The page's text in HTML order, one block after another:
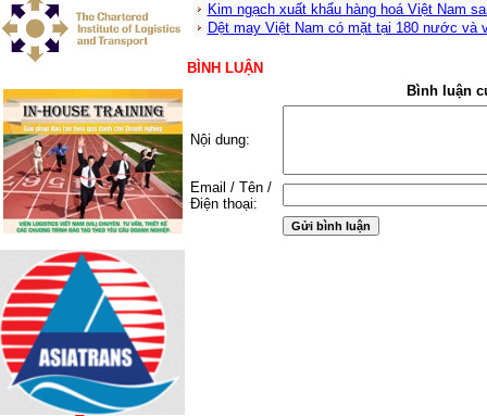
Kim ngạch xuất khẩu hàng hoá Việt Nam
Dệt may Việt Nam có mặt tại 180 nước và
BÌNH LUẬN
Bình luận
Nội dung:
Email / Tên /
Điện thoại: